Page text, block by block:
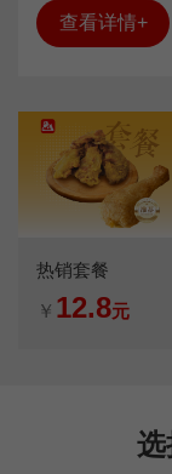
查看详情+
热销套餐
￥ 12.8元
选